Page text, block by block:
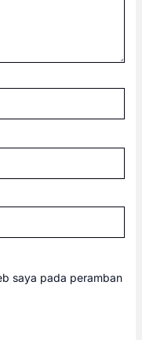
saya pada peramban